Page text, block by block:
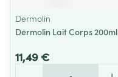
Dermolin
Dermolin Lait Corps 200ml
11,49 €